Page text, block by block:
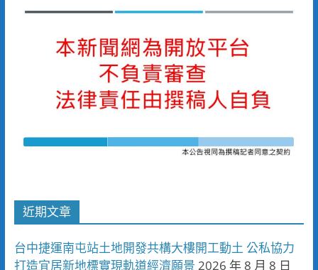
近期文章
台中捷運南屯站土地開發共構大樓開工動土 公私協力
打造宜居新地標實現軌道經濟願景 2026 年 8 月 8 日